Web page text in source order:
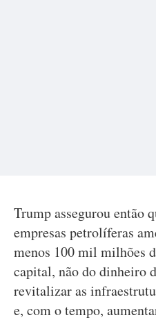
Trump assegurou então
empresas petrolíferas
menos 100 mil milhões
capital, não do dinheiro
revitalizar as
e, com o tempo,